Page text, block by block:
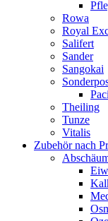
Rowa
Royal
Salifert
Sander
Sangokai
Theiling
Tunze
Vitalis
Zubehör nach